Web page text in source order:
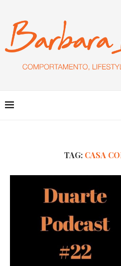
TAG: CASA